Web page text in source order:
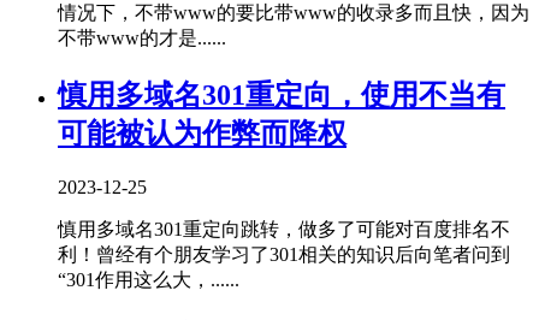
情况下，不带www的要比带www的收录多而且快，因为
不带www的才是......
慎用多域名301重定向，使用不当有
可能被认为作弊而降权
2023-12-25
慎用多域名301重定向跳转，做多了可能对百度排名不
利！曾经有个朋友学习了301相关的知识后向笔者问到
“301作用这么大，......